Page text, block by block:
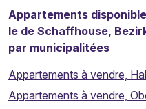
Appartements
le de Schaffhouse,
par municipalitées
Appartements à vendre,
Appartements à vendre,